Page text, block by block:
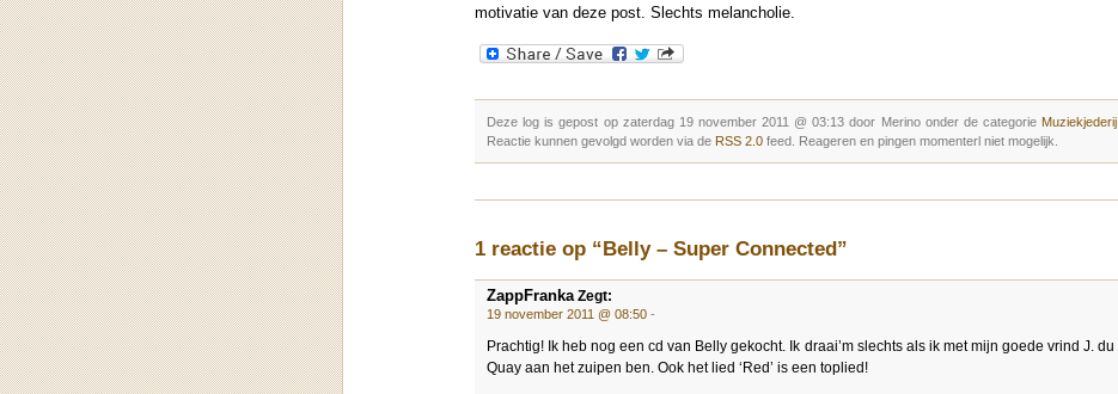
motivatie van deze post. Slechts melancholie.
Deze log is gepost op zaterdag 19 november 2011 @ 03:13 door Merino onder de categorie Muziekjederij
Reactie kunnen gevolgd worden via de RSS 2.0 feed. Reageren en pingen momenterl niet mogelijk.
1 reactie op “Belly – Super Connected”
ZappFranka Zegt:
19 november 2011 @ 08:50 -
Prachtig! Ik heb nog een cd van Belly gekocht. Ik draai’m slechts als ik met mijn goede vrind J. du
Quay aan het zuipen ben. Ook het lied ‘Red’ is een toplied!